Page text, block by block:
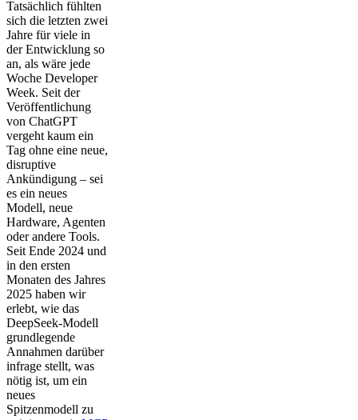
Tatsächlich fühlten
sich die letzten zwei
Jahre für viele in
der Entwicklung so
an, als wäre jede
Woche Developer
Week. Seit der
Veröffentlichung
von ChatGPT
vergeht kaum ein
Tag ohne eine neue,
disruptive
Ankündigung – sei
es ein neues
Modell, neue
Hardware, Agenten
oder andere Tools.
Seit Ende 2024 und
in den ersten
Monaten des Jahres
2025 haben wir
erlebt, wie das
DeepSeek-Modell
grundlegende
Annahmen darüber
infrage stellt, was
nötig ist, um ein
neues
Spitzenmodell zu